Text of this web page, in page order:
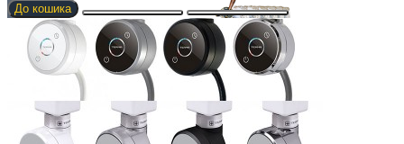
Чавунні радіатори
До кошика